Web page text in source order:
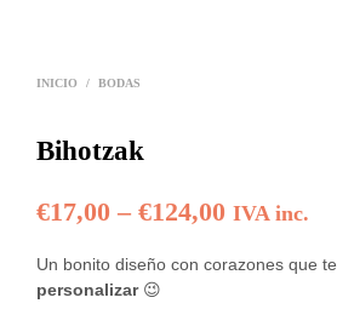
INICIO / BODAS
Bihotzak
€17,00 – €124,00 IVA inc.
Un bonito diseño con corazones que te
personalizar😉